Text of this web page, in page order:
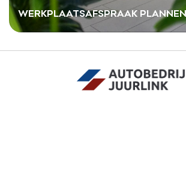
WERKPLAATSAFSPRAAK PLANNEN